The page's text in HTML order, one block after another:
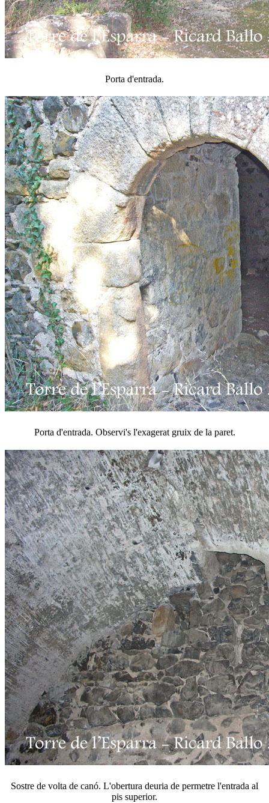
Porta d'entrada.
Porta d'entrada. Observi's l'exagerat gruix de la paret.
Sostre de volta de canó. L'obertura deuria de permetre l'entrada al
pis superior.